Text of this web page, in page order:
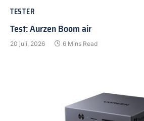
TESTER
Test: Aurzen Boom air
20 juli, 2026 6 Mins Read